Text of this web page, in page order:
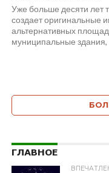
Уже больше десяти
создает оригинальные
альтернативных
муниципальные здания,
ГЛАВНОЕ